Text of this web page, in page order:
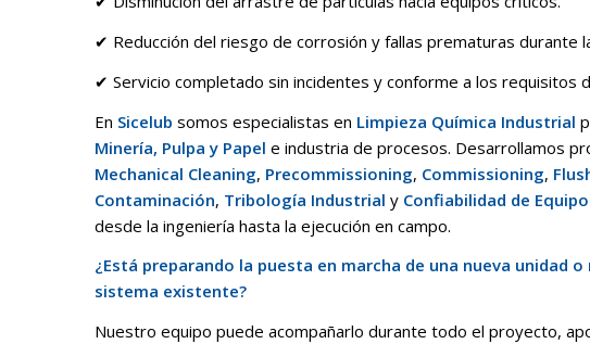
✔ Reducción del riesgo de corrosión y fallas prematuras durante
✔ Servicio completado sin incidentes y conforme a los requisitos
En Sicelub somos especialistas en Limpieza Química Industrial
Minería, Pulpa y Papel e industria de procesos. Desarrollamos
Mechanical Cleaning, Precommissioning, Commissioning,
Contaminación, Tribología Industrial y Confiabilidad de
desde la ingeniería hasta la ejecución en campo.
¿Está preparando la puesta en marcha de una nueva unidad
sistema existente?
Nuestro equipo puede acompañarlo durante todo el proyecto,